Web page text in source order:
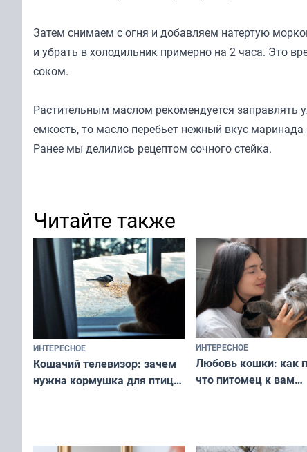
Затем снимаем с огня и добавляем натертую
и убрать в холодильник примерно на 2 часа. Это
соком.
Растительным маслом рекомендуется заправлять
емкость, то масло перебьет нежный вкус
Ранее мы делились рецептом сочного стейка.
Читайте также
ИНТЕРЕСНОЕ
Кошачий телевизор: зачем
нужна кормушка для птиц
ИНТЕРЕСНОЕ
Любовь кошки: как
что питомец к вам